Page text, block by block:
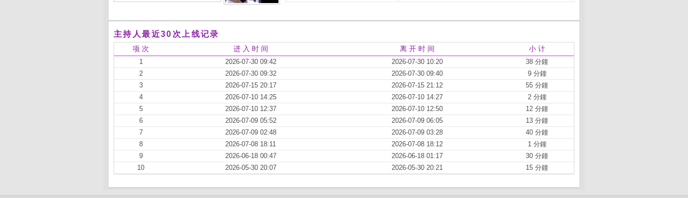
主持人最近30次上线记录
项 次 进 入 时 间 离 开 时 间 小 计
1 2026-07-30 09:42 2026-07-30 10:20
38 分鐘
2
2026-07-30 09:32 2026-07-30 09:40
9 分鐘
3
2026-07-15 20:17 2026-07-15 21:12
55 分鐘
4
2026-07-10 14:25 2026-07-10 14:27
2 分鐘
5
2026-07-10 12:37 2026-07-10 12:50
12 分鐘
6
2026-07-09 05:52 2026-07-09 06:05
13 分鐘
7
2026-07-09 02:48 2026-07-09 03:28
40 分鐘
8
2026-07-08 18:11 2026-07-08 18:12
1 分鐘
9
2026-06-18 00:47 2026-06-18 01:17
30 分鐘
10
2026-05-30 20:07 2026-05-30 20:21 15 分鐘